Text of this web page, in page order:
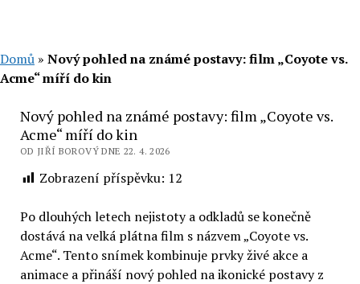
Domů » Nový pohled na známé postavy: film „Coyote vs.
Acme“ míří do kin
Nový pohled na známé postavy: film „Coyote vs.
Acme“ míří do kin
OD JIŘÍ BOROVÝ DNE 22. 4. 2026
Zobrazení příspěvku: 12
Po dlouhých letech nejistoty a odkladů se konečně
dostává na velká plátna film s názvem „Coyote vs.
Acme“. Tento snímek kombinuje prvky živé akce a
animace a přináší nový pohled na ikonické postavy z